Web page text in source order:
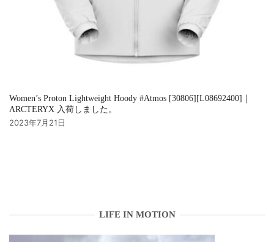
Women’s Proton Lightweight Hoody #Atmos [30806][L08692400]｜
ARCTERYX 入荷しました。
2023年7月21日
LIFE IN MOTION